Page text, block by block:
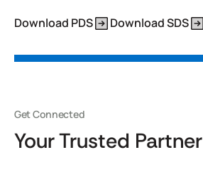
Download PDS Download SDS
Get Connected
Your Trusted Partner